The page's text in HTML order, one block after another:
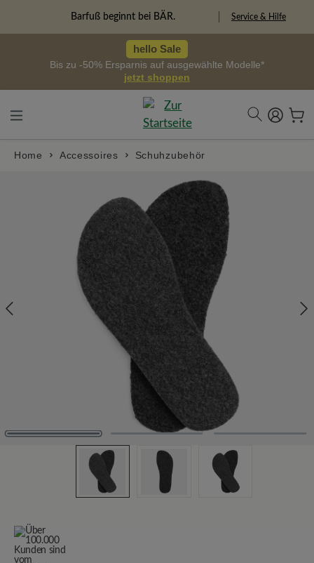
Barfuß beginnt bei BÄR. Service & Hilfe
hello Sale
Bis zu -50% Ersparnis auf ausgewählte Modelle*
jetzt shoppen
Home Accessoires Schuhzubehör